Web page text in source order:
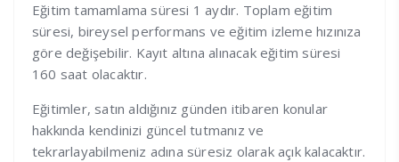
Eğitim tamamlama süresi 1 aydır. Toplam eğitim
süresi, bireysel performans ve eğitim izleme hızınıza
göre değişebilir. Kayıt altına alınacak eğitim süresi
160 saat olacaktır.
Eğitimler, satın aldığınız günden itibaren konular
hakkında kendinizi güncel tutmanız ve
tekrarlayabilmeniz adına süresiz olarak açık kalacaktır.